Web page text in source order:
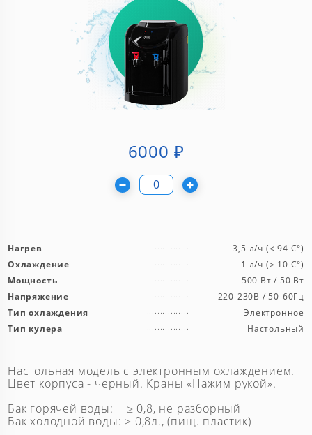
6000 ₽
Нагрев
3,5 л/ч (≤ 94 C°)
Охлаждение
1 л/ч (≥ 10 C°)
Мощность
500 Вт / 50 Вт
Напряжение
220-230В / 50-60Гц
Тип охлаждения
Электронное
Тип кулера
Настольный
Настольная модель c электронным охлаждением.
Цвет корпуса - черный. Краны «Нажим рукой».
Бак горячей воды: ≥ 0,8, не разборный
Бак холодной воды: ≥ 0,8л., (пищ. пластик)